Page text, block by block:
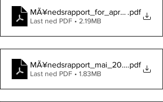
MÃ¥nedsrapport_for_april_2020
.pdf
Last ned PDF • 2.19MB
MÃ¥nedsrapport_mai_2020.pdf
Last ned PDF • 1.83MB